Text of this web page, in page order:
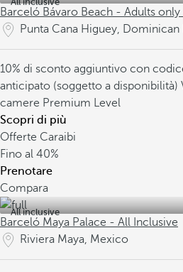
Barceló Bávaro Beach - Adults
Punta Cana Higuey, Dominican
10% di sconto aggiuntivo con
anticipato (soggetto a disponibilità)
camere Premium Level
Scopri di più
Offerte Caraibi
Fino al 40%
Prenotare
Compara
All inclusive
Barceló Maya Palace - All Inclusive
Riviera Maya, Mexico